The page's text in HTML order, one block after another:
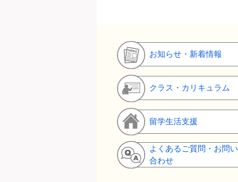
お知らせ・新着情報
クラス・カリキュラム
留学生活支援
よくあるご質問・お問い
合わせ